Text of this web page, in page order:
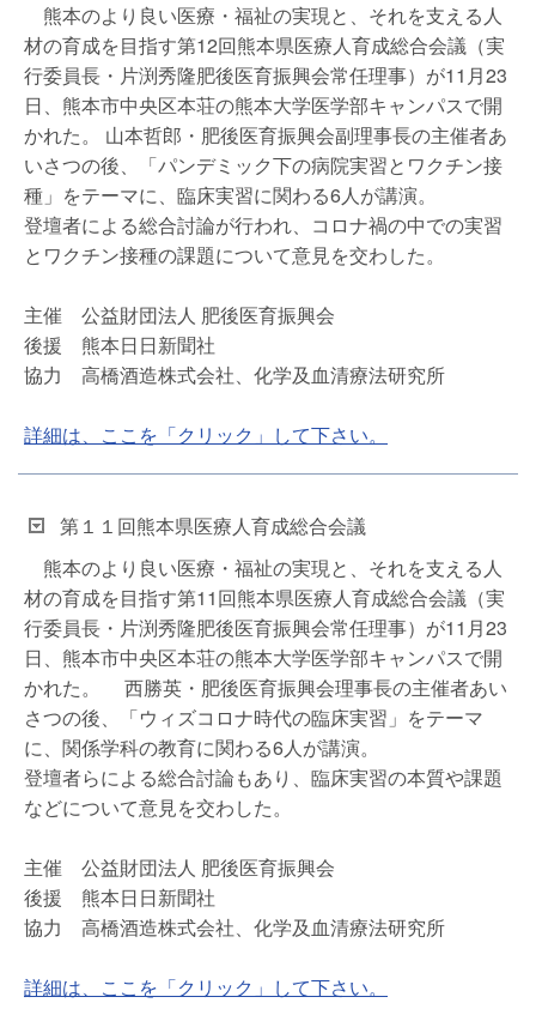
熊本のより良い医療・福祉の実現と、それを支える人
材の育成を目指す第12回熊本県医療人育成総合会議（実
行委員長・片渕秀隆肥後医育振興会常任理事）が11月23
日、熊本市中央区本荘の熊本大学医学部キャンパスで開
かれた。 山本哲郎・肥後医育振興会副理事長の主催者あ
いさつの後、「パンデミック下の病院実習とワクチン接
種」をテーマに、臨床実習に関わる6人が講演。
登壇者による総合討論が行われ、コロナ禍の中での実習
とワクチン接種の課題について意見を交わした。
主催 公益財団法人 肥後医育振興会
後援 熊本日日新聞社
協力 高橋酒造株式会社、化学及血清療法研究所
詳細は、ここを「クリック」して下さい。
第１１回熊本県医療人育成総合会議
熊本のより良い医療・福祉の実現と、それを支える人
材の育成を目指す第11回熊本県医療人育成総合会議（実
行委員長・片渕秀隆肥後医育振興会常任理事）が11月23
日、熊本市中央区本荘の熊本大学医学部キャンパスで開
かれた。 西勝英・肥後医育振興会理事長の主催者あい
さつの後、「ウィズコロナ時代の臨床実習」をテーマ
に、関係学科の教育に関わる6人が講演。
登壇者らによる総合討論もあり、臨床実習の本質や課題
などについて意見を交わした。
主催 公益財団法人 肥後医育振興会
後援 熊本日日新聞社
協力 高橋酒造株式会社、化学及血清療法研究所
詳細は、ここを「クリック」して下さい。